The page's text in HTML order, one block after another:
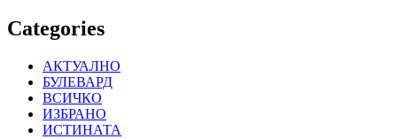
Categories
АКТУАЛНО
БУЛЕВАРД
ВСИЧКО
ИЗБРАНО
ИСТИНАТА